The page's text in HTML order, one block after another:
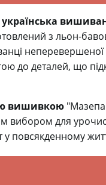
українська
з льон-
неперевершеної
до деталей, що
вишивкою
вибором для
у повсякденному